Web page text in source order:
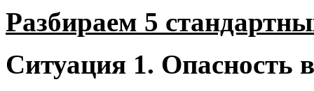
Разбираем 5
Ситуация 1. Опасность